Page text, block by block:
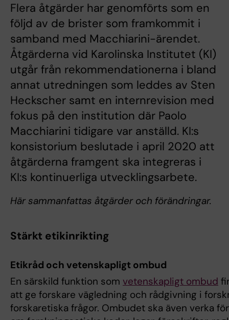
Flera åtgärder har genomförts som en
följd av de brister som framkommit i
samband med Macchiarini-ärendet.
Åtgärderna vid Karolinska Institutet (KI)
utgår från rekommendationerna i bland
annat utredningen som leddes av Sten
Heckscher samt en internrevision med
fokus på den institution där Paolo
Macchiarini tidigare var anställd. KI:s
konsistorium beslutade i april 2020 att
åtgärderna framgent ska integreras i
KI:s kontinuerliga utvecklingsarbete.
Här sammanfattas åtgärder och förändringar.
Stärkt etikinrikting
Etikråd och vetenskapligt ombud
En särskild funktion som vetenskapligt ombud
att ge forskare vägledning och rådgivning i
forskaretiska frågor. Ombudet ska även verka